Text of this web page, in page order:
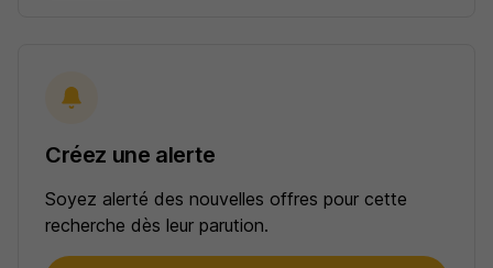
Créez une alerte
Soyez alerté des nouvelles offres pour cette
recherche dès leur parution.